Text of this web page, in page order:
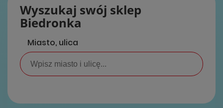
Wyszukaj swój sklep
Biedronka
Miasto, ulica